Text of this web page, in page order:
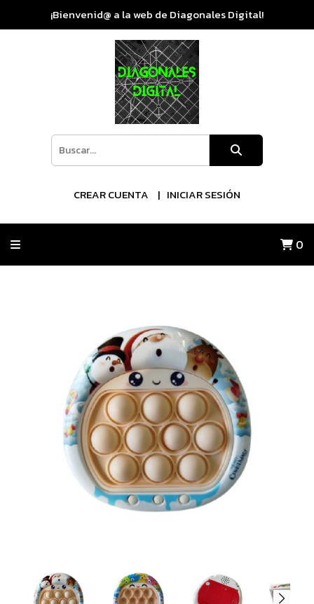
¡Bienvenid@ a la web de Diagonales Digital!
CREAR CUENTA INICIAR SESIÓN
0